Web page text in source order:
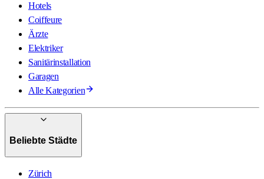
Hotels
Coiffeure
Ärzte
Elektriker
Sanitärinstallation
Garagen
Alle Kategorien
Beliebte Städte
Zürich